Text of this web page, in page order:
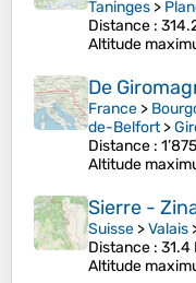
Taninges >
Distance :
Altitude
De
France >
de-Belfort>
Distance :
Altitude
Sierre -
Suisse >Valais
Distance : 31.4
Altitude